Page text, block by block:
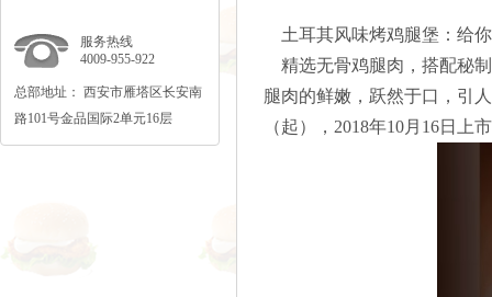
服务热线
4009-955-922
总部地址： 西安市雁塔区长安南
路101号金品国际2单元16层
土耳其风味烤鸡腿堡：给
精选无骨鸡腿肉，搭配秘
腿肉的鲜嫩，跃然于口，引
（起），2018年10月16日上